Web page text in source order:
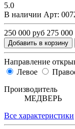
5.0
В наличии Арт:
250 000 руб 275 000
Добавить в корзину
Направление
Левое
Производитель
МЕДВЕРЬ
Все характеристики